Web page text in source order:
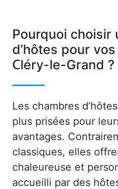
Pourquoi choisir
d’hôtes pour
Cléry-le-Grand ?
Les chambres
plus prisées pour
avantages.
classiques, elles
chaleureuse et
accueilli par des